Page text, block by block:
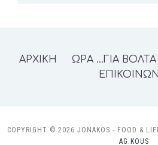
ΑΡΧΙΚΗ ΩΡΑ …ΓΙΑ ΒΟΛΤΑ
COPYRIGHT © 2026 JONAKOS - FOOD &
AG.KOUS